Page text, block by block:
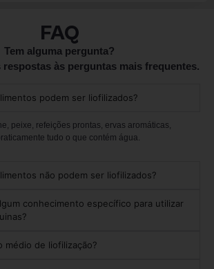
FAQ
Tem alguma pergunta?
respostas às perguntas mais frequentes.
podem ser liofilizados?
peixe, refeições prontas, ervas aromáticas,
tudo o que contém água.
não podem ser liofilizados?
conhecimento específico para utilizar
médio de liofilização?